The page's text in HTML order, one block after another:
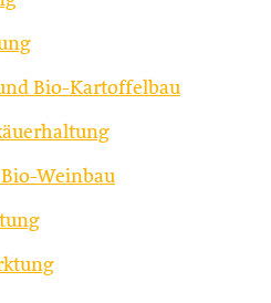
Bio-Kartoffelbau
Weinbau